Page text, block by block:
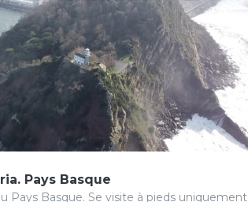
Pays Basque
Pays Basque. Se visite à pieds uniquement